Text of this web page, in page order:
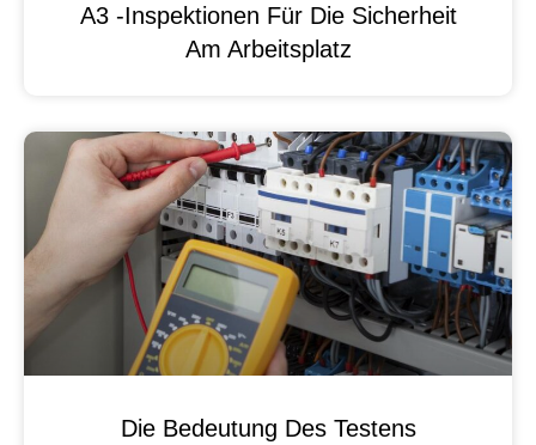
A3 -Inspektionen Für Die Sicherheit
Am Arbeitsplatz
Die Bedeutung Des Testens